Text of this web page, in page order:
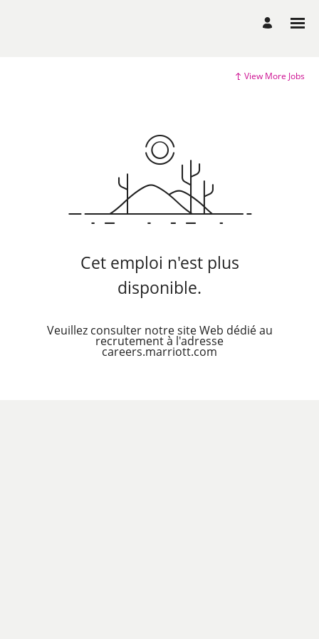
View More Jobs
Cet emploi n'est plus
disponible.
Veuillez consulter notre site Web dédié au
recrutement à l'adresse
careers.marriott.com